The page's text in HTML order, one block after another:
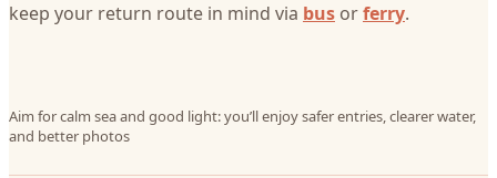
keep your return route in mind via bus orferry.
Aim for calm sea and good light: you’ll enjoy safer entries, clearer water,
and better photos